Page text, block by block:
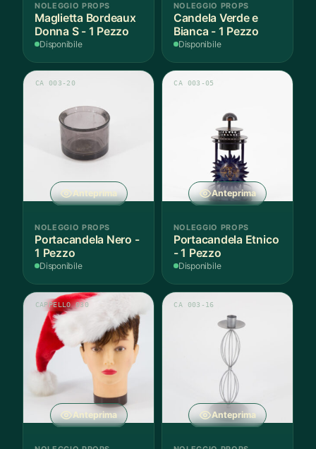
NOLEGGIO PROPS
Maglietta Bordeaux
Donna S - 1 Pezzo
Disponibile
NOLEGGIO PROPS
Candela Verde e
Bianca - 1 Pezzo
Disponibile
Anteprima
CA 003-20
NOLEGGIO PROPS
Portacandela Nero -
1 Pezzo
Disponibile
Anteprima
CA 003-05
NOLEGGIO PROPS
Portacandela Etnico
- 1 Pezzo
Disponibile
Anteprima
CAPPELLO 030
Anteprima
CA 003-16